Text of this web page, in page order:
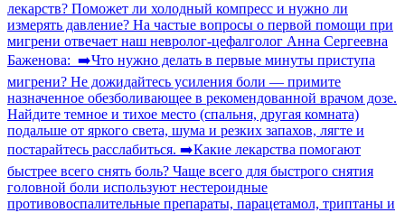
лекарств? Поможет ли холодный компресс и нужно ли
измерять давление? На частые вопросы о первой помощи при
мигрени отвечает наш невролог-цефалголог Анна Сергеевна
Баженова: ➡️Что нужно делать в первые минуты приступа
мигрени? Не дожидайтесь усиления боли — примите
назначенное обезболивающее в рекомендованной врачом дозе.
Найдите темное и тихое место (спальня, другая комната)
подальше от яркого света, шума и резких запахов, лягте и
постарайтесь расслабиться. ➡️Какие лекарства помогают
быстрее всего снять боль? Чаще всего для быстрого снятия
головной боли используют нестероидные
противовоспалительные препараты, парацетамол, триптаны и